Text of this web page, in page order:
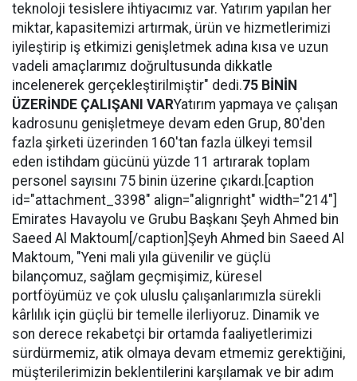
teknoloji tesislere ihtiyacımız var. Yatırım yapılan her
miktar, kapasitemizi artırmak, ürün ve hizmetlerimizi
iyileştirip iş etkimizi genişletmek adına kısa ve uzun
vadeli amaçlarımız doğrultusunda dikkatle
incelenerek gerçekleştirilmiştir" dedi.75 BİNİN
ÜZERİNDE ÇALIŞANI VARYatırım yapmaya ve çalışan
kadrosunu genişletmeye devam eden Grup, 80'den
fazla şirketi üzerinden 160'tan fazla ülkeyi temsil
eden istihdam gücünü yüzde 11 artırarak toplam
personel sayısını 75 binin üzerine çıkardı.[caption
id="attachment_3398" align="alignright" width="214"]
Emirates Havayolu ve Grubu Başkanı Şeyh Ahmed bin
Saeed Al Maktoum[/caption]Şeyh Ahmed bin Saeed Al
Maktoum, "Yeni mali yıla güvenilir ve güçlü
bilançomuz, sağlam geçmişimiz, küresel
portföyümüz ve çok uluslu çalışanlarımızla sürekli
kârlılık için güçlü bir temelle ilerliyoruz. Dinamik ve
son derece rekabetçi bir ortamda faaliyetlerimizi
sürdürmemiz, atik olmaya devam etmemiz gerektiğini,
müşterilerimizin beklentilerini karşılamak ve bir adım